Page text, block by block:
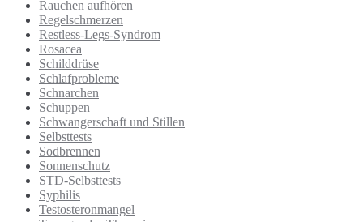
Rauchen aufhören
Regelschmerzen
Restless-Legs-Syndrom
Rosacea
Schilddrüse
Schlafprobleme
Schnarchen
Schuppen
Schwangerschaft und Stillen
Selbsttests
Sodbrennen
Sonnenschutz
STD-Selbsttests
Syphilis
Testosteronmangel